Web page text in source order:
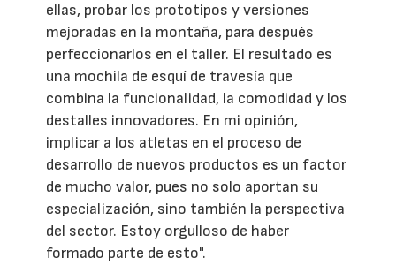
ellas, probar los prototipos y versiones
mejoradas en la montaña, para después
perfeccionarlos en el taller. El resultado es
una mochila de esquí de travesía que
combina la funcionalidad, la comodidad y los
destalles innovadores. En mi opinión,
implicar a los atletas en el proceso de
desarrollo de nuevos productos es un factor
de mucho valor, pues no solo aportan su
especialización, sino también la perspectiva
del sector. Estoy orgulloso de haber
formado parte de esto".